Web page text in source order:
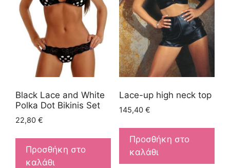
Black Lace and White
Polka Dot Bikinis Set
22,80 €
Προσθήκη στο
καλάθι
Lace-up high neck top
145,40 €
Προσθήκη στο
καλάθι